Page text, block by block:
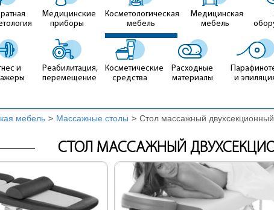
Медицинские
приборы
Косметологическая
мебель
Медицинская
мебель
и
Реабилитация,
перемещение
Косметические
средства
Расходные
материалы
и
мебель > Массажные столы > Cтол массажный двухсекционный
CТОЛ МАССАЖНЫЙ